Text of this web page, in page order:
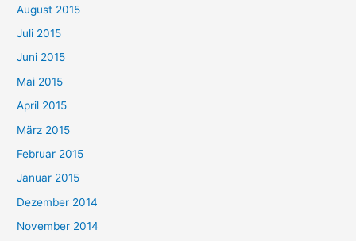
August 2015
Juli 2015
Juni 2015
Mai 2015
April 2015
März 2015
Februar 2015
Januar 2015
Dezember 2014
November 2014